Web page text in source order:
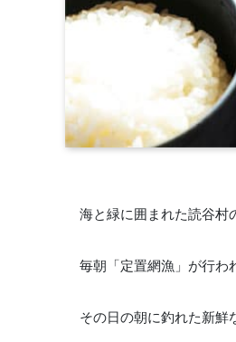
海と緑に囲まれた読谷村
毎朝「定置網漁」が行わ
その日の朝に釣れた新鮮